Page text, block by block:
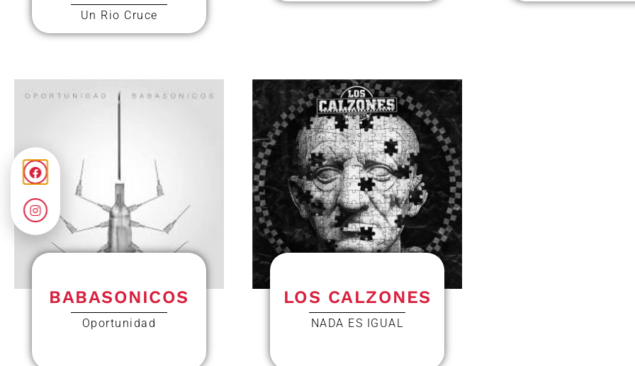
Un Rio Cruce
BABASONICOS
Oportunidad
LOS CALZONES
NADA ES IGUAL